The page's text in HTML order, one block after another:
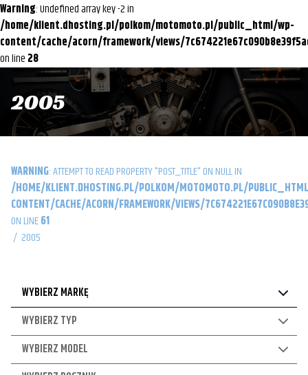
Warning : Undefined array key -2 in
/home/klient.dhosting.pl/polkom/motomoto.pl/public_html/wp-
content/cache/acorn/framework/views/
on line 28
2005
WARNING : ATTEMPT TO READ PROPERTY "POST_TITLE" ON NULL IN
/HOME/KLIENT.DHOSTING.PL/POLKOM/MOTOMOTO.PL/
CONTENT/CACHE/ACORN/FRAMEWORK/VIEWS/
ON LINE61
/ 2005
WYBIERZ MARKĘ
WYBIERZ TYP
WYBIERZ MODEL